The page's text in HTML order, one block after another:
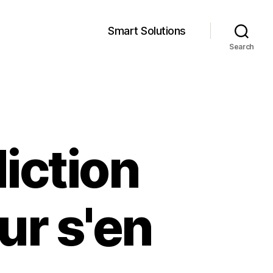
Smart Solutions
Search
s'en